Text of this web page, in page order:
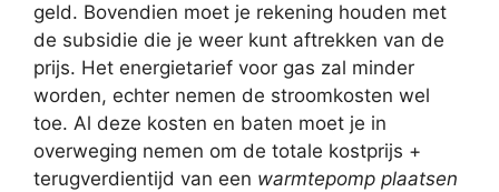
geld. Bovendien moet je rekening houden met
de subsidie die je weer kunt aftrekken van de
prijs. Het energietarief voor gas zal minder
worden, echter nemen de stroomkosten wel
toe. Al deze kosten en baten moet je in
overweging nemen om de totale kostprijs +
terugverdientijd van een warmtepomp plaatsen